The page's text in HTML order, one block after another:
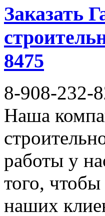
Заказать
8475
8-908-232-
Наша
работы у
того,
наших